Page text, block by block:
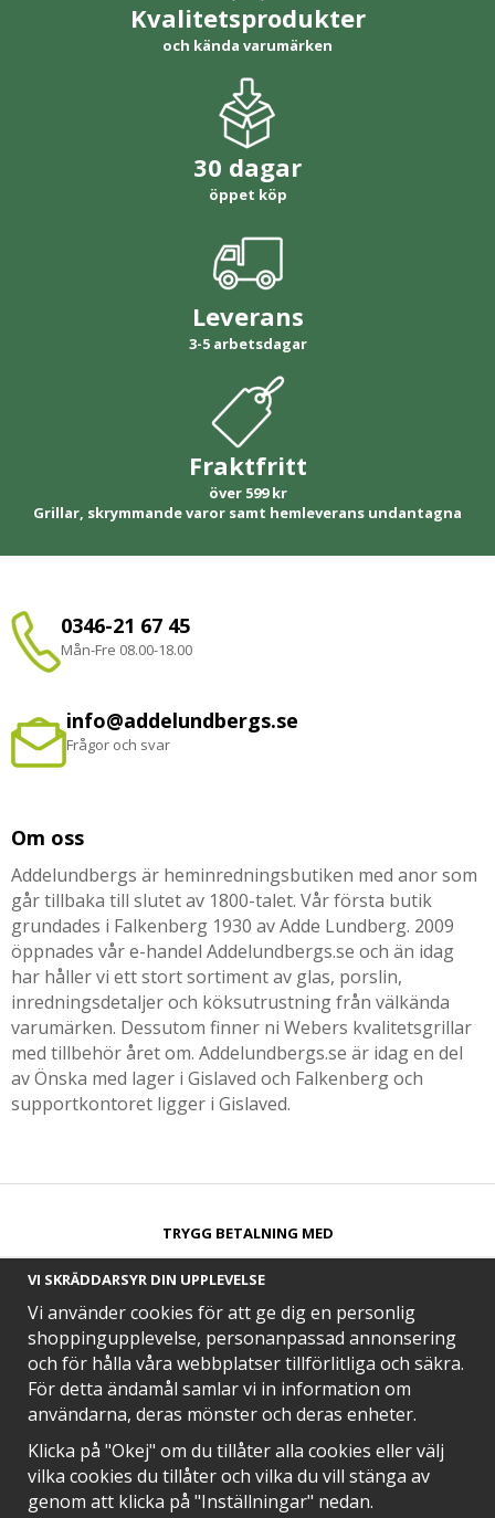
Kvalitetsprodukter
och kända varumärken
30 dagar
öppet köp
Leverans
3-5 arbetsdagar
Fraktfritt
över 599 kr
Grillar, skrymmande varor samt hemleverans undantagna
0346-21 67 45
Mån-Fre 08.00-18.00
info@addelundbergs.se
Frågor och svar
Om oss
Addelundbergs är heminredningsbutiken med anor som
går tillbaka till slutet av 1800-talet. Vår första butik
grundades i Falkenberg 1930 av Adde Lundberg. 2009
öppnades vår e-handel Addelundbergs.se och än idag
har håller vi ett stort sortiment av glas, porslin,
inredningsdetaljer och köksutrustning från välkända
varumärken. Dessutom finner ni Webers kvalitetsgrillar
med tillbehör året om. Addelundbergs.se är idag en del
av Önska med lager i Gislaved och Falkenberg och
supportkontoret ligger i Gislaved.
TRYGG BETALNING MED​
SNABB LEVERANS MED
EN DEL AV
VI SKRÄDDARSYR DIN UPPLEVELSE
Vi använder cookies för att ge dig en personlig
shoppingupplevelse, personanpassad annonsering
och för hålla våra webbplatser tillförlitliga och säkra.
För detta ändamål samlar vi in information om
användarna, deras mönster och deras enheter.
Klicka på "Okej" om du tillåter alla cookies eller välj
vilka cookies du tillåter och vilka du vill stänga av
genom att klicka på "Inställningar" nedan.